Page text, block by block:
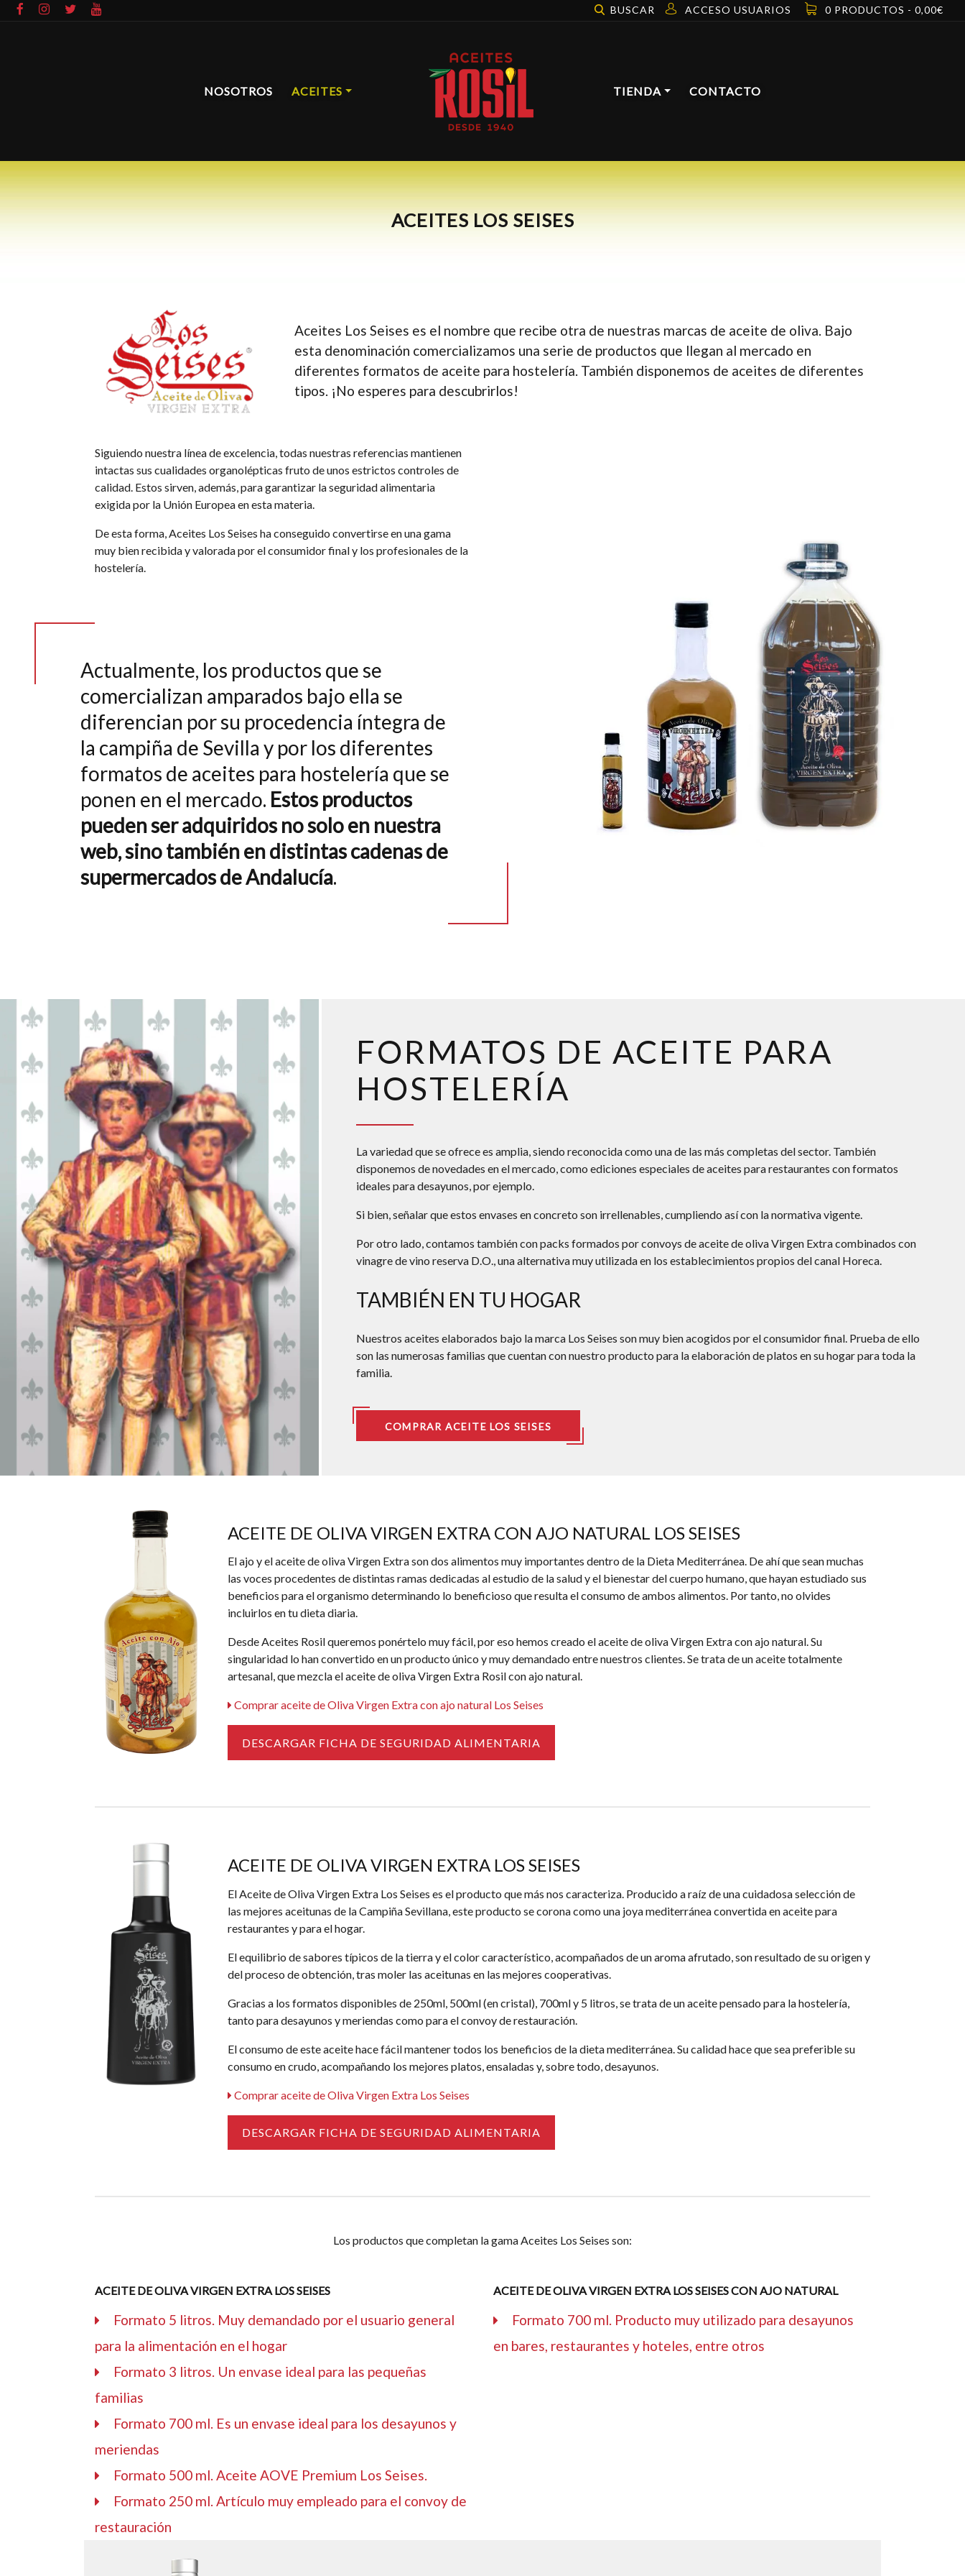
BUSCAR ACCESO USUARIOS 0 PRODUCTOS - 0,00€
NOSOTROS ACEITES TIENDA CONTACTO
ACEITES LOS SEISES
Aceites Los Seises es el nombre que recibe otra de nuestras marcas de aceite de oliva. Bajo
esta denominación comercializamos una serie de productos que llegan al mercado en
diferentes formatos de aceite para hostelería. También disponemos de aceites de diferentes
tipos. ¡No esperes para descubrirlos!
Siguiendo nuestra línea de excelencia, todas nuestras referencias mantienen
intactas sus cualidades organolépticas fruto de unos estrictos controles de
calidad. Estos sirven, además, para garantizar la seguridad alimentaria
exigida por la Unión Europea en esta materia.
De esta forma, Aceites Los Seises ha conseguido convertirse en una gama
muy bien recibida y valorada por el consumidor final y los profesionales de la
hostelería
Actualmente, los productos que se
comercializan amparados bajo ella se
diferencian por su procedencia íntegra de
la campiña de Sevilla y por los diferentes
formatos de aceites para hostelería que se
ponen en el mercado. Estos productos
pueden ser adquiridos no solo en nuestra
web, sino también en distintas cadenas de
supermercados de Andalucía.
FORMATOS DE ACEITE PARA
HOSTELERÍA
La variedad que se ofrece es amplia, siendo reconocida como una de las más completas del sector. También
disponemos de novedades en el mercado, como ediciones especiales de aceites para restaurantes con formatos
ideales para desayunos, por ejemplo.
Si bien, señalar que estos envases en concreto son irrellenables, cumpliendo así con la normativa vigente.
Por otro lado, contamos también con packs formados por convoys de aceite de oliva Virgen Extra combinados con
vinagre de vino reserva D.O., una alternativa muy utilizada en los establecimientos propios del canal Horeca.
TAMBIÉN EN TU HOGAR
Nuestros aceites elaborados bajo la marca Los Seises son muy bien acogidos por el consumidor final. Prueba de ello
son las numerosas familias que cuentan con nuestro producto para la elaboración de platos en su hogar para toda la
familia.
COMPRAR ACEITE LOS SEISES
ACEITE DE OLIVA VIRGEN EXTRA CON AJO NATURAL LOS SEISES
El ajo y el aceite de oliva Virgen Extra son dos alimentos muy importantes dentro de la Dieta Mediterránea. De ahí que sean muchas
las voces procedentes de distintas ramas dedicadas al estudio de la salud y el bienestar del cuerpo humano, que hayan estudiado sus
beneficios para el organismo determinando lo beneficioso que resulta el consumo de ambos alimentos. Por tanto, no olvides
incluirlos en tu dieta diaria.
Desde Aceites Rosil queremos ponértelo muy fácil, por eso hemos creado el aceite de oliva Virgen Extra con ajo natural. Su
singularidad lo han convertido en un producto único y muy demandado entre nuestros clientes. Se trata de un aceite totalmente
artesanal, que mezcla el aceite de oliva Virgen Extra Rosil con ajo natural.
Comprar aceite de Oliva Virgen Extra con ajo natural Los Seises
DESCARGAR FICHA DE SEGURIDAD ALIMENTARIA
ACEITE DE OLIVA VIRGEN EXTRA LOS SEISES
El Aceite de Oliva Virgen Extra Los Seises es el producto que más nos caracteriza. Producido a raíz de una cuidadosa selección de
las mejores aceitunas de la Campiña Sevillana, este producto se corona como una joya mediterránea convertida en aceite para
restaurantes y para el hogar.
El equilibrio de sabores típicos de la tierra y el color característico, acompañados de un aroma afrutado, son resultado de su origen y
del proceso de obtención, tras moler las aceitunas en las mejores cooperativas.
Gracias a los formatos disponibles de 250ml, 500ml (en cristal), 700ml y 5 litros, se trata de un aceite pensado para la hostelería,
tanto para desayunos y meriendas como para el convoy de restauración.
El consumo de este aceite hace fácil mantener todos los beneficios de la dieta mediterránea. Su calidad hace que sea preferible su
consumo en crudo, acompañando los mejores platos, ensaladas y, sobre todo, desayunos.
Comprar aceite de Oliva Virgen Extra Los Seises
DESCARGAR FICHA DE SEGURIDAD ALIMENTARIA
Los productos que completan la gama Aceites Los Seises son:
ACEITE DE OLIVA VIRGEN EXTRA LOS SEISES
Formato 5 litros. Muy demandado por el usuario general
para la alimentación en el hogar
Formato 3 litros. Un envase ideal para las pequeñas
familias
Formato 700 ml. Es un envase ideal para los desayunos y
meriendas
Formato 500 ml. Aceite AOVE Premium Los Seises.
Formato 250 ml. Artículo muy empleado para el convoy de
restauración
ACEITE DE OLIVA VIRGEN EXTRA LOS SEISES CON AJO NATURAL
Formato 700 ml. Producto muy utilizado para desayunos
en bares, restaurantes y hoteles, entre otros